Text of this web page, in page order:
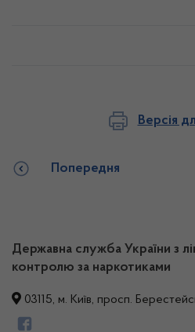
Версія
Попередня
Державна служба України з
контролю за наркотиками
03115, м. Київ, просп.